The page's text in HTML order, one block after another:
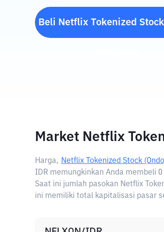
Beli Netflix Tokenized
Market Netflix
Harga, Netflix Tokenized Stock
IDR memungkinkan Anda membeli
Saat ini jumlah pasokan Netflix
ini memiliki total kapitalisasi pasar